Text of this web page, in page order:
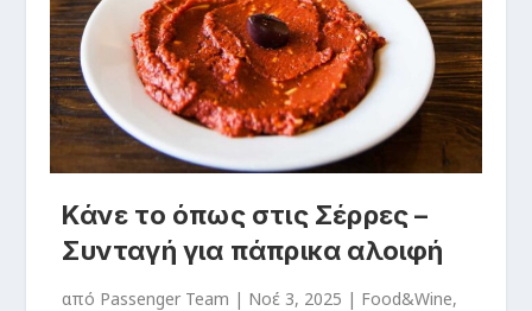
Κάνε το όπως στις Σέρρες –
Συνταγή για πάπρικα αλοιφή
από Passenger Team | Νοέ 3, 2025 | Food&Wine,